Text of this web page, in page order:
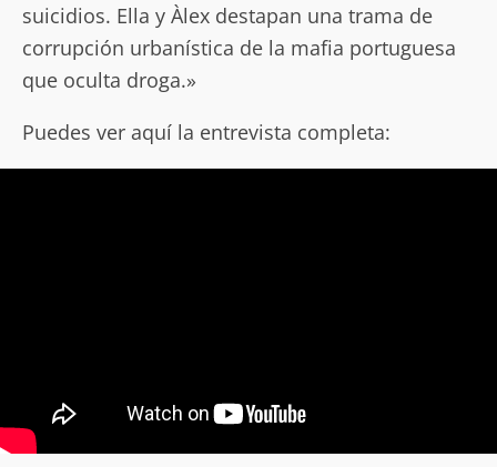
suicidios. Ella y Àlex destapan una trama de
corrupción urbanística de la mafia portuguesa
que oculta droga.»
Puedes ver aquí la entrevista completa: